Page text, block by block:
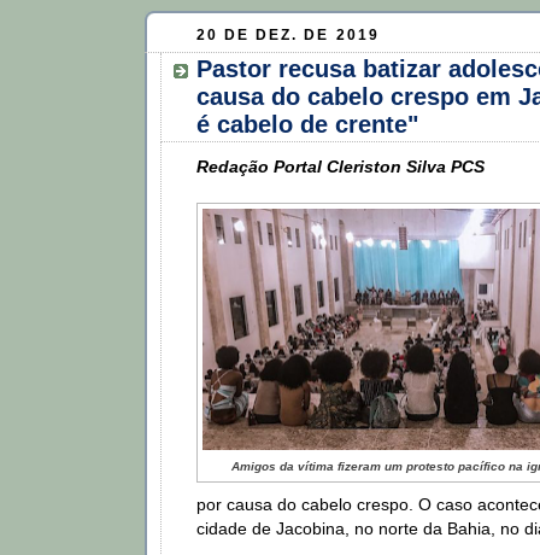
20 DE DEZ. DE 2019
Pastor recusa batizar
causa do cabelo crespo em
é cabelo de crente"
Redação Portal Cleriston Silva PCS
Amigos da vítima fizeram um protesto pacífico na
por causa do cabelo crespo. O caso
cidade de Jacobina, no norte da Bahia, no